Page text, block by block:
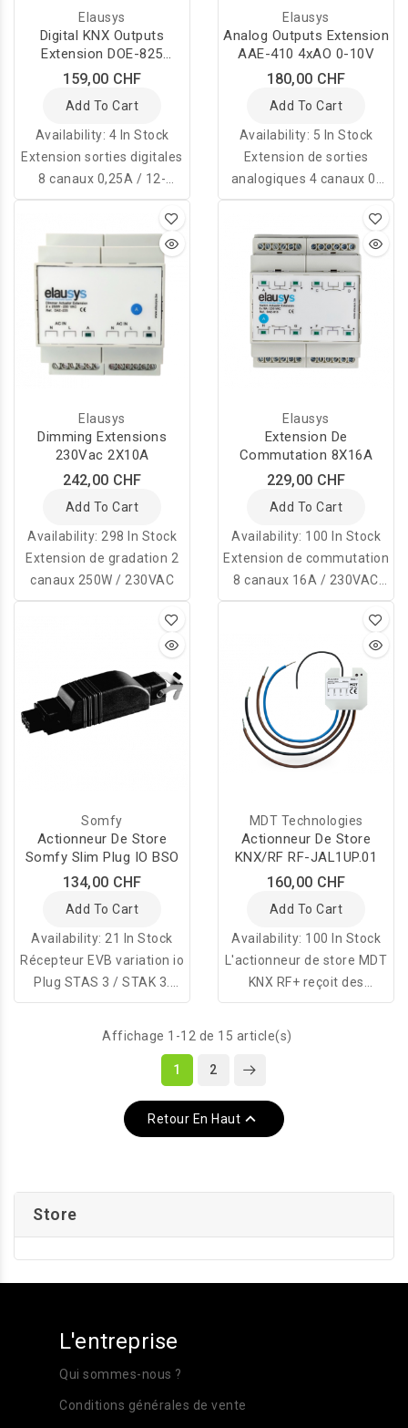
Elausys
Digital KNX Outputs
Extension DOE-825
8x0.25A 12-20V
159,00 CHF
Add To Cart
Availability: 4 In Stock
Extension sorties digitales
8 canaux 0,25A / 12-
30VDC
Elausys
Analog Outputs Extension
AAE-410 4xAO 0-10V
180,00 CHF
Add To Cart
Availability: 5 In Stock
Extension de sorties
analogiques 4 canaux 0-
10V
Elausys
Dimming Extensions
230Vac 2X10A
242,00 CHF
Add To Cart
Availability: 298 In Stock
Extension de gradation 2
canaux 250W / 230VAC
Elausys
Extension De
Commutation 8X16A
229,00 CHF
Add To Cart
Availability: 100 In Stock
Extension de commutation
8 canaux 16A / 230VAC
pour le système
d'actionneur universel.
Somfy
Actionneur De Store
Somfy Slim Plug IO BSO
134,00 CHF
Add To Cart
Availability: 21 In Stock
Récepteur EVB variation io
Plug STAS 3 / STAK 3.
Connecteur intermédiaire
moteur stores à lamelles
la centrale Smart Home
TaHoma.
MDT Technologies
Actionneur De Store
KNX/RF RF-JAL1UP.01
160,00 CHF
Add To Cart
Availability: 100 In Stock
L'actionneur de store MDT
KNX RF+ reçoit des
télégrammes KNX / EIB et
volet ou de store
indépendant. La sortie
monostables.
Affichage 1-12 de 15 article(s)
1 2
Retour En Haut 
Store
L'entreprise
Qui sommes-nous ?
Conditions générales de vente